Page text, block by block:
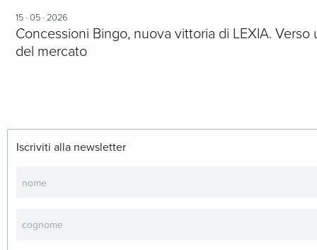
Iscriviti alla newsletter
15 · 05 · 2026
Concessioni Bingo, nuova vittoria di LEXIA.
del mercato